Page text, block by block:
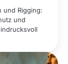
und Rigging:
und